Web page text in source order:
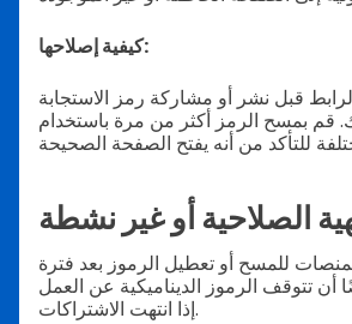
كيفية إصلاحها:
قبل نشر أو مشاركة رمز الاستجابة
قم بمسح الرمز أكثر من مرة باستخدام
الصلاحية أو غير نشطة
للمسح أو تعطيل الرموز بعد فترة
أن تتوقف الرموز الديناميكية عن العمل
إذا انتهت الاشتراكات.